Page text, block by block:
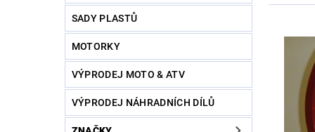
SADY PLASTŮ
MOTORKY
VÝPRODEJ MOTO & ATV
VÝPRODEJ NÁHRADNÍCH DÍLŮ